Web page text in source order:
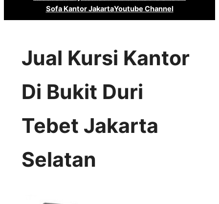
Sofa Kantor JakartaYoutube Channel
Jual Kursi Kantor
Di Bukit Duri
Tebet Jakarta
Selatan